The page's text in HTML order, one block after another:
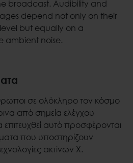
broadcast. Audibility and
depend not only on their
but equally on a
ambient noise.
σε ολόκληρο τον κόσμο
από σημεία ελέγχου
αυτό προσφέρονται
που υποστηρίζουν
ακτίνων Χ.